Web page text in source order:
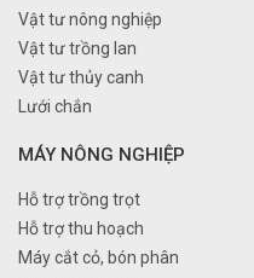
Vật tư nông nghiệp
Vật tư trồng lan
Vật tư thủy canh
Lưới chắn
MÁY NÔNG NGHIỆP
Hỗ trợ trồng trọt
Hỗ trợ thu hoạch
Máy cắt cỏ, bón phân